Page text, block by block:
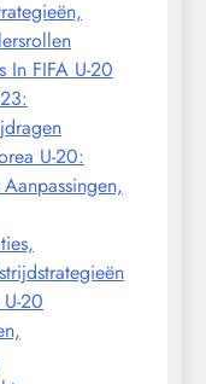
In FIFA U-20
U-20:
20